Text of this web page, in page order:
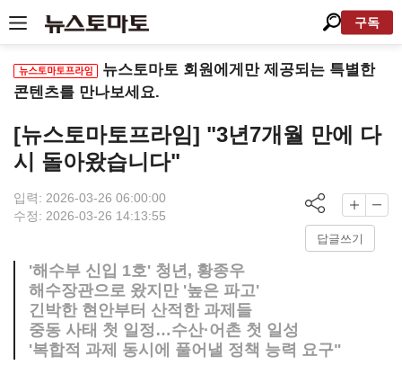
구독
뉴스토마토 회원에게만 제공되는 특별한
콘텐츠를 만나보세요.
[뉴스토마토프라임] "3년7개월 만에 다
시 돌아왔습니다"
입력: 2026-03-26 06:00:00
수정: 2026-03-26 14:13:55
답글쓰기
'해수부 신입 1호' 청년, 황종우
해수장관으로 왔지만 '높은 파고'
긴박한 현안부터 산적한 과제들
중동 사태 첫 일정…수산·어촌 첫 일성
'복합적 과제 동시에 풀어낼 정책 능력 요구"